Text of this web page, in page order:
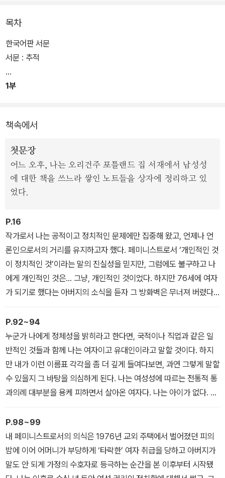
또한 노련한 작가로서 성취한 놀랍고 탄탄한 필치로 이처럼 특유한
아버지-딸 서사를 통해 보편적인 울림을 전하며 만연한 문화적 규범
들을 해체해 낸다. 이로써 팔루디는 가장 개인적인 것이 가장 정치적
목차
한국어판 서문
서문 : 추적
1부
책속에서
첫문장
어느 오후, 나는 오리건주 포틀랜드 집 서재에서 남성성
에 대한 책을 쓰느라 쌓인 노트들을 상자에 정리하고 있
었다.
P.16
작가로서 나는 공적이고 정치적인 문제에만 집중해 왔고, 언제나 언
론인으로서의 거리를 유지하고자 했다. 페미니스트로서 ‘개인적인 것
이 정치적인 것’이라는 말의 진실성을 믿지만, 그럼에도 불구하고 나
에게 개인적인 것은… 그냥, 개인적인 것이었다. 하지만 76세에 여자
가 되기로 했다는 아버지의 소식을 듣자 그 방화벽은 무너져 버렸다.
(…) 개인적인 이야기가 결국은 정치적인 이야기라는 사실이 드러났
다. 페미니즘은 결국 옳았던 셈이다. 우리의 사적인 삶과 공적인 삶 사
이에 경계란 없다. 한국어판 서문
P.92~94
누군가 나에게 정체성을 밝히라고 한다면, 국적이나 직업과 같은 일
반적인 것들과 함께 나는 여자이고 유대인이라고 말할 것이다. 하지
만 내가 이런 이름표 각각을 좀 더 깊게 들여다보면, 과연 그렇게 말할
수 있을지 그 바탕을 의심하게 된다. 나는 여성성에 따르는 전통적 통
과의례 대부분을 용케 피하면서 살아온 여자다. 나는 아이가 없다. 나
는 모성을 갈구해 본 적이 없다. 나의 ‘생체 시계’ 때문에 불안해한 적
도 없다. (…) 내가 누구다라는 감각은, 내가 그 좌표를 파악할 수 있는
한, 반골 기질과 굴복하지 않겠다는 의지에서 비롯된 것 같았다. 만약
그 정체성이 위협당한다면, 나는 그것을 주장했다. 나의 ‘정체성’은 그
것이 가장 위협당하는 바로 그 자리에서 더 활발해졌다. 5장 당신이
P.98~99
내 페미니스트로서의 의식은 1976년 교외 주택에서 벌어졌던 피의
밤에 이어 어머니가 부당하게 ‘타락한’ 여자 취급을 당하고 아버지가
말도 안 되게 가정의 수호자로 등극하는 순간을 본 이후부터 시작됐